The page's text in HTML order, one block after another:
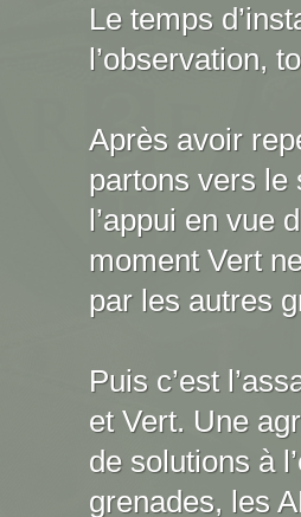
Le temps
l’observation,
Après avoir
partons vers le
l’appui en vue
moment Vert
par les autres
Puis c’est
et Vert. Une
de solutions à
grenades, les